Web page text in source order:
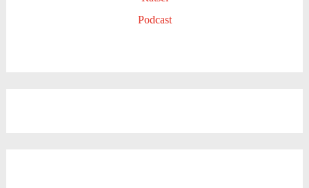
Podcast